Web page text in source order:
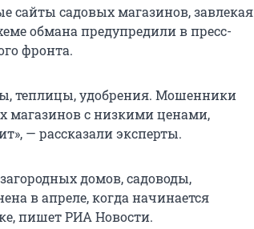
садовых магазинов, завлекая
обмана предупредили в пресс-
фронта.
теплицы, удобрения. Мошенники
магазинов с низкими ценами,
— рассказали эксперты.
домов, садоводы,
в апреле, когда начинается
пишет РИА Новости.